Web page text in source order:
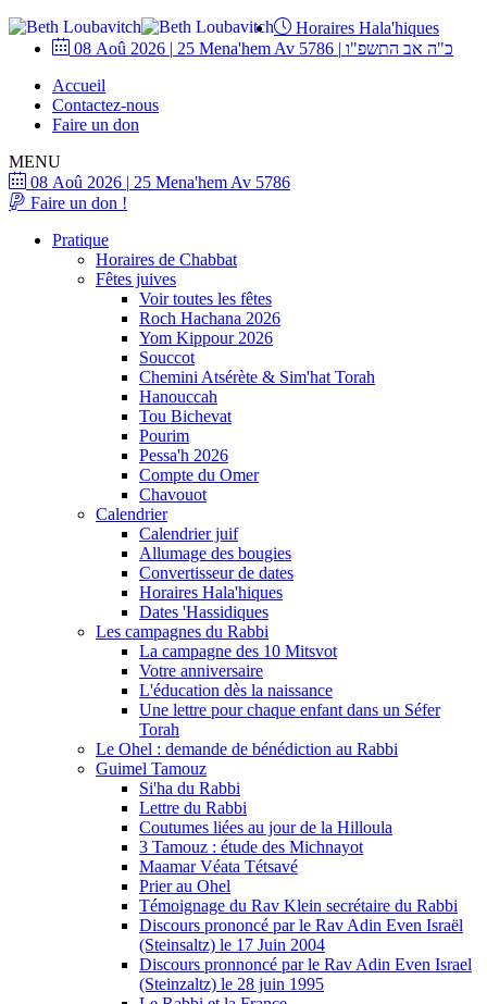
Horaires Hala'hiques
08 Aoû 2026 | 25 Mena'hem Av 5786 | כ"ה אב התשפ"ו
Accueil
Contactez-nous
Faire un don
MENU
08 Aoû 2026 | 25 Mena'hem Av 5786
Faire un don !
Pratique
Horaires de Chabbat
Fêtes juives
Voir toutes les fêtes
Roch Hachana 2026
Yom Kippour 2026
Souccot
Chemini Atsérète & Sim'hat Torah
Hanouccah
Tou Bichevat
Pourim
Pessa'h 2026
Compte du Omer
Chavouot
Calendrier
Calendrier juif
Allumage des bougies
Convertisseur de dates
Horaires Hala'hiques
Dates 'Hassidiques
Les campagnes du Rabbi
La campagne des 10 Mitsvot
Votre anniversaire
L'éducation dès la naissance
Une lettre pour chaque enfant dans un Séfer
Torah
Le Ohel : demande de bénédiction au Rabbi
Guimel Tamouz
Si'ha du Rabbi
Lettre du Rabbi
Coutumes liées au jour de la Hilloula
3 Tamouz : étude des Michnayot
Maamar Véata Tétsavé
Prier au Ohel
Témoignage du Rav Klein secrétaire du Rabbi
Discours prononcé par le Rav Adin Even Israël
(Steinsaltz) le 17 Juin 2004
Discours pronnoncé par le Rav Adin Even Israel
(Steinzaltz) le 28 juin 1995